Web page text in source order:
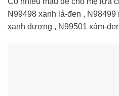
N99498 xanh lá-đen ,
xanh dương , N99501 xám-